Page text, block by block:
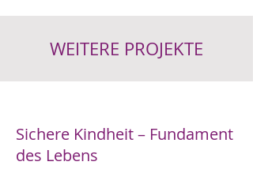
WEITERE PROJEKTE
Sichere Kindheit – Fundament
des Lebens